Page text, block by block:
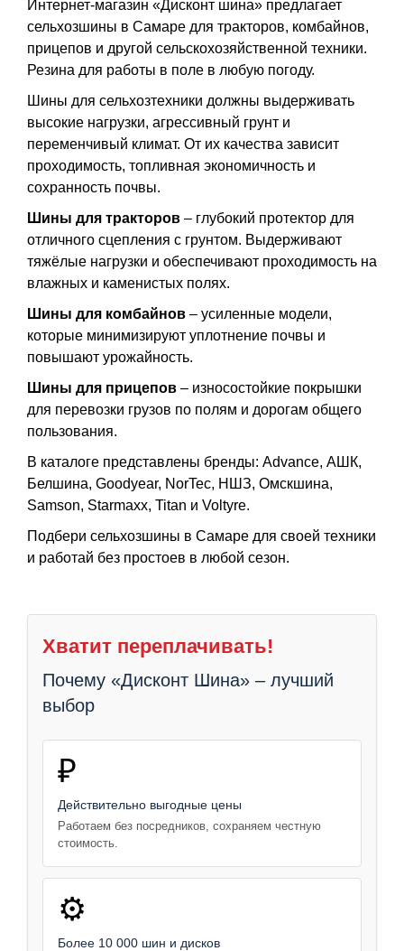
Интернет-магазин «Дисконт шина» предлагает
сельхозшины в Самаре для тракторов, комбайнов,
прицепов и другой сельскохозяйственной техники.
Резина для работы в поле в любую погоду.
Шины для сельхозтехники должны выдерживать
высокие нагрузки, агрессивный грунт и
переменчивый климат. От их качества зависит
проходимость, топливная экономичность и
сохранность почвы.
Шины для тракторов – глубокий протектор для
отличного сцепления с грунтом. Выдерживают
тяжёлые нагрузки и обеспечивают проходимость на
влажных и каменистых полях.
Шины для комбайнов – усиленные модели,
которые минимизируют уплотнение почвы и
повышают урожайность.
Шины для прицепов – износостойкие покрышки
для перевозки грузов по полям и дорогам общего
пользования.
В каталоге представлены бренды: Advance, АШК,
Белшина, Goodyear, NorTec, НШЗ, Омскшина,
Samson, Starmaxx, Titan и Voltyre.
Подбери сельхозшины в Самаре для своей техники
и работай без простоев в любой сезон.
Хватит переплачивать!
Почему «Дисконт Шина» – лучший
выбор
₽
Действительно выгодные цены
Работаем без посредников, сохраняем честную
стоимость.
⚙️
Более 10 000 шин и дисков